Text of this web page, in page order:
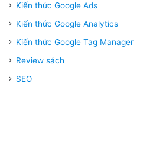
Kiến thức Google Ads
Kiến thức Google Analytics
Kiến thức Google Tag Manager
Review sách
SEO